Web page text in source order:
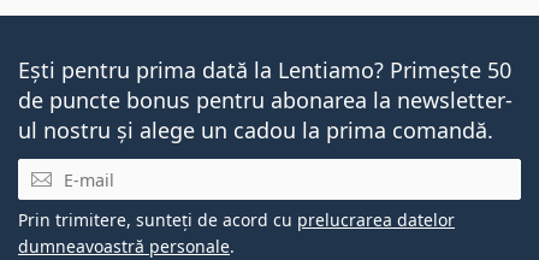
Ești pentru prima dată la Lentiamo? Primește 50
de puncte bonus pentru abonarea la newsletter-
ul nostru și alege un cadou la prima comandă.
E-mail
Prin trimitere, sunteți de acord cu prelucrarea datelor
dumneavoastră personale.